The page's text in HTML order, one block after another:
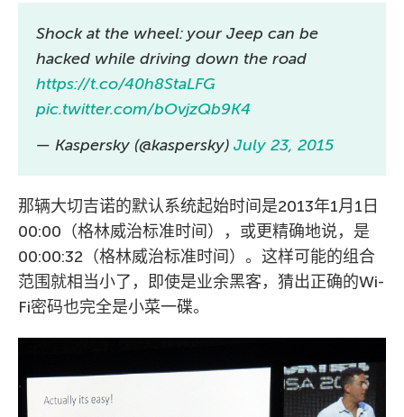
Shock at the wheel: your Jeep can be
hacked while driving down the road
https://t.co/40h8StaLFG
pic.twitter.com/bOvjzQb9K4
— Kaspersky (@kaspersky) July 23, 2015
那辆大切吉诺的默认系统起始时间是2013年1月1日
00:00（格林威治标准时间），或更精确地说，是
00:00:32（格林威治标准时间）。这样可能的组合
范围就相当小了，即使是业余黑客，猜出正确的Wi-
Fi密码也完全是小菜一碟。